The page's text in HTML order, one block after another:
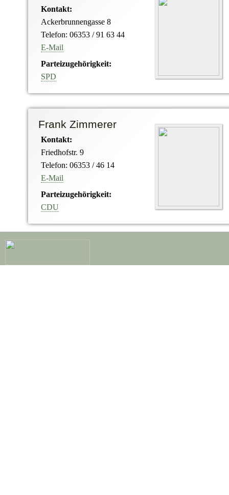
Kontakt:
Ackerbrunnengasse 8
Telefon: 06353 / 91 63 44
E-Mail
Parteizugehörigkeit:
SPD
Frank Zimmerer
Kontakt:
Friedhofstr. 9
Telefon: 06353 / 46 14
E-Mail
Parteizugehörigkeit:
CDU